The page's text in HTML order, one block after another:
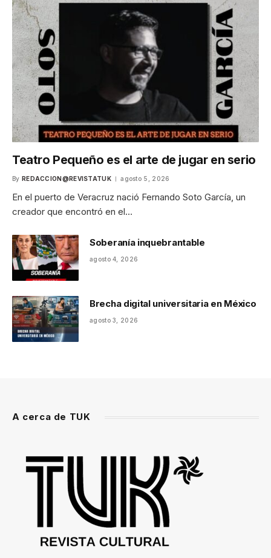
Teatro Pequeño es el arte de jugar en serio
By REDACCION@REVISTATUK agosto 5, 2026
En el puerto de Veracruz nació Fernando Soto García, un
creador que encontró en el…
Soberanía inquebrantable
agosto 4, 2026
Brecha digital universitaria en México
agosto 3, 2026
A cerca de TUK